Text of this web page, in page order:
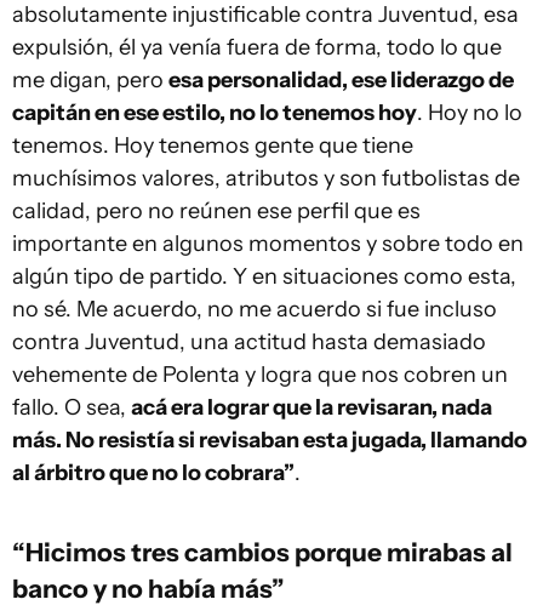
absolutamente injustificable contra Juventud, esa
expulsión, él ya venía fuera de forma, todo lo que
me digan, pero esa personalidad, ese liderazgo de
capitán en ese estilo, no lo tenemos hoy. Hoy no lo
tenemos. Hoy tenemos gente que tiene
muchísimos valores, atributos y son futbolistas de
calidad, pero no reúnen ese perfil que es
importante en algunos momentos y sobre todo en
algún tipo de partido. Y en situaciones como esta,
no sé. Me acuerdo, no me acuerdo si fue incluso
contra Juventud, una actitud hasta demasiado
vehemente de Polenta y logra que nos cobren un
fallo. O sea, acá era lograr que la revisaran, nada
más. No resistía si revisaban esta jugada, llamando
al árbitro que no lo cobrara”.
“Hicimos tres cambios porque mirabas al
banco y no había más”